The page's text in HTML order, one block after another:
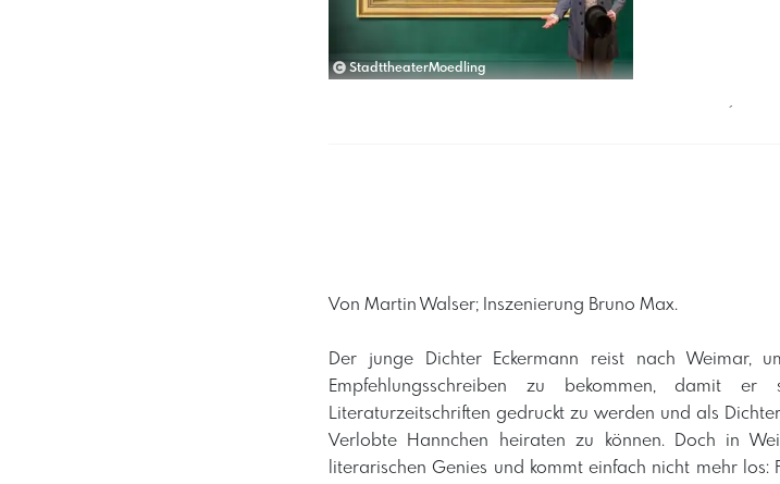
StadttheaterMoedling
´
Von Martin Walser; Inszenierung Bruno Max.
Der junge Dichter Eckermann reist nach Weimar,
Empfehlungsschreiben zu bekommen, damit
Literaturzeitschriften gedruckt zu werden und als
Verlobte Hannchen heiraten zu können. Doch in
literarischen Genies und kommt einfach nicht mehr